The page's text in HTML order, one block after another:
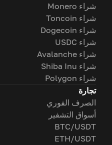
شراء Monero
شراء Toncoin
شراء Dogecoin
شراء USDC
شراء Avalanche
شراء Shiba Inu
شراء Polygon
تجارة
الصرف الفوري
أسواق التشفير
BTC/USDT
ETH/USDT